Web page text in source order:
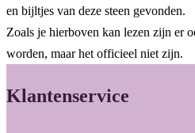
en bijltjes van deze steen gevonden.
Zoals je hierboven kan lezen zijn er
worden, maar het officieel niet zijn.
Klantenservice